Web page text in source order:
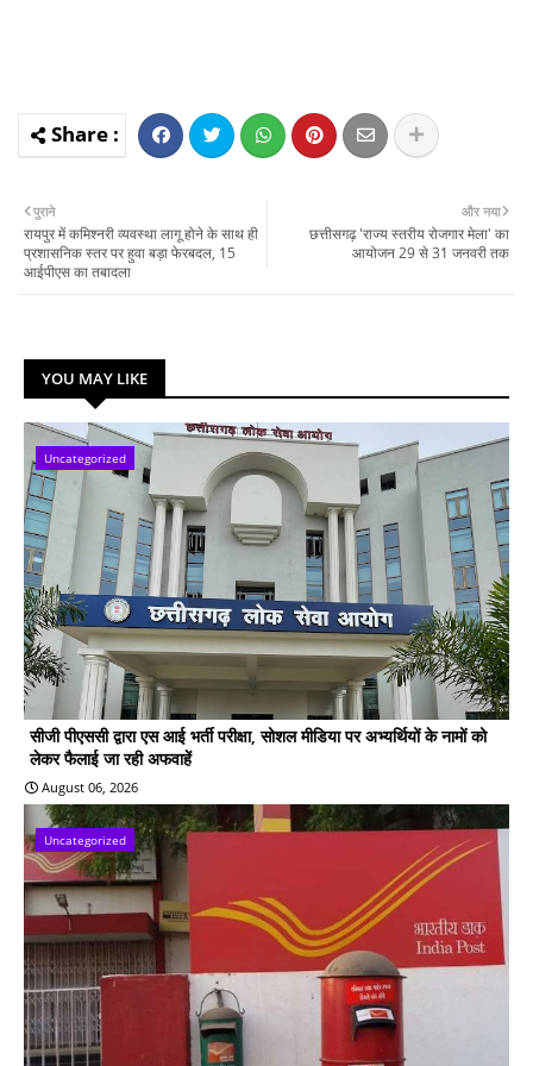
और नया
छत्तीसगढ़ 'राज्य स्तरीय रोजगार मेला' का
आयोजन 29 से 31 जनवरी तक
पुराने
रायपुर में कमिश्नरी व्यवस्था लागू होने के साथ ही
प्रशासनिक स्तर पर हुवा बड़ा फेरबदल, 15
आईपीएस का तबादला
YOU MAY LIKE
Uncategorized
सीजी पीएससी द्वारा एस आई भर्ती परीक्षा, सोशल मीडिया पर अभ्यर्थियों के नामों को
लेकर फैलाई जा रही अफवाहें
August 06, 2026
Uncategorized